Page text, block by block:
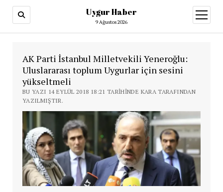
Uygur Haber
9 Ağustos 2026
aç
AK Parti İstanbul Milletvekili Yeneroğlu:
Uluslararası toplum Uygurlar için sesini
yükseltmeli
BU YAZI 14 EYLÜL 2018 18:21 TARIHINDE KARA TARAFINDAN
YAZILMIŞTIR.